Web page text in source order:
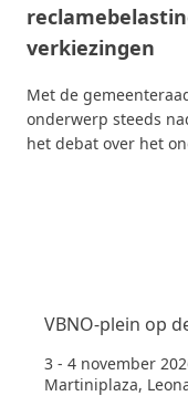
verkiezingen
Met de
onderwerp steeds
het debat over het
VBNO-plein op
3 - 4 november
Martiniplaza,